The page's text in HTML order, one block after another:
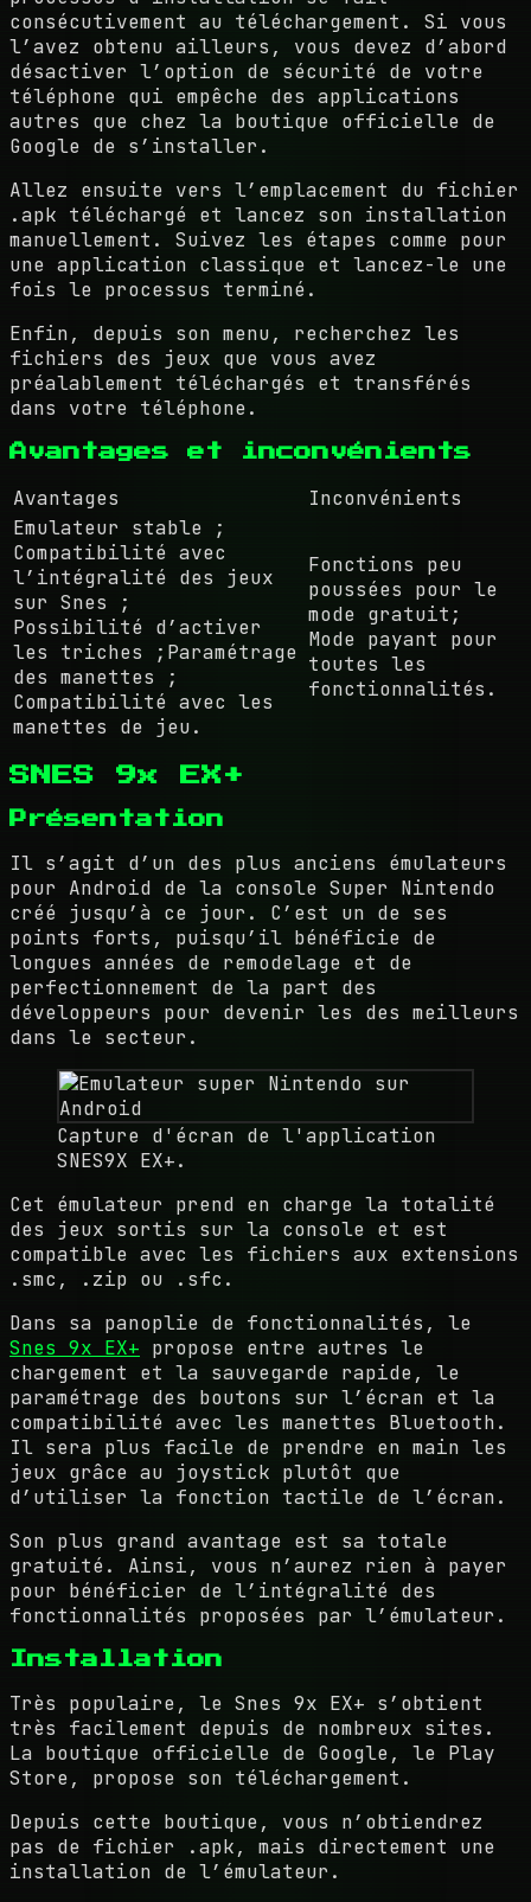
consécutivement au téléchargement. Si vous
l’avez obtenu ailleurs, vous devez d’abord
désactiver l’option de sécurité de votre
téléphone qui empêche des applications
autres que chez la boutique officielle de
Google de s’installer.
Allez ensuite vers l’emplacement du fichier
.apk téléchargé et lancez son installation
manuellement. Suivez les étapes comme pour
une application classique et lancez-le une
fois le processus terminé.
Enfin, depuis son menu, recherchez les
fichiers des jeux que vous avez
préalablement téléchargés et transférés
dans votre téléphone.
Avantages et inconvénients
Avantages
Inconvénients
Emulateur stable ;
Compatibilité avec
l’intégralité des jeux
sur Snes ;
Possibilité d’activer
les triches ;Paramétrage
des manettes ;
Compatibilité avec les
manettes de jeu.
Fonctions peu
poussées pour le
mode gratuit;
Mode payant pour
toutes les
fonctionnalités.
SNES 9x EX+
Présentation
Il s’agit d’un des plus anciens émulateurs
pour Android de la console Super Nintendo
créé jusqu’à ce jour. C’est un de ses
points forts, puisqu’il bénéficie de
longues années de remodelage et de
perfectionnement de la part des
développeurs pour devenir les des meilleurs
dans le secteur.
Capture d'écran de l'application
SNES9X EX+.
Cet émulateur prend en charge la totalité
des jeux sortis sur la console et est
compatible avec les fichiers aux extensions
.smc, .zip ou .sfc.
Dans sa panoplie de fonctionnalités, le
Snes 9x EX+ propose entre autres le
chargement et la sauvegarde rapide, le
paramétrage des boutons sur l’écran et la
compatibilité avec les manettes Bluetooth.
Il sera plus facile de prendre en main les
jeux grâce au joystick plutôt que
d’utiliser la fonction tactile de l’écran.
Son plus grand avantage est sa totale
gratuité. Ainsi, vous n’aurez rien à payer
pour bénéficier de l’intégralité des
fonctionnalités proposées par l’émulateur.
Installation
Très populaire, le Snes 9x EX+ s’obtient
très facilement depuis de nombreux sites.
La boutique officielle de Google, le Play
Store, propose son téléchargement.
Depuis cette boutique, vous n’obtiendrez
pas de fichier .apk, mais directement une
installation de l’émulateur.